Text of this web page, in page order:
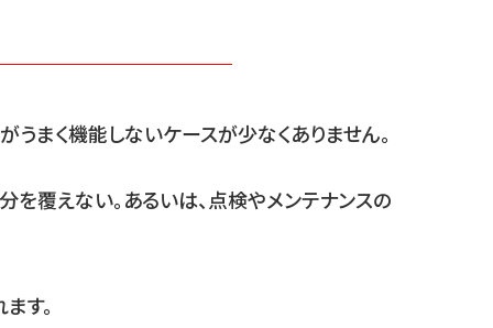
まく機能しないケースが少なくありません。
覆えない。あるいは、点検やメンテナンスの
す。